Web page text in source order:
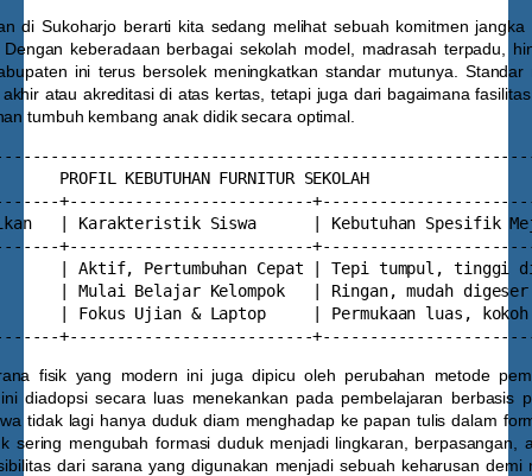
di Sukoharjo berarti kita sedang melihat sebuah komitmen
keberadaan berbagai sekolah model, madrasah terpadu,
ini terus bersolek meningkatkan standar mutunya.
atau akreditasi di atas kertas, tetapi juga dari bagaimana
tumbuh kembang anak didik secara optimal.
KEBUTUHAN FURNITUR SEKOLAH
+--------------------------
| Karakteristik Siswa      | Kebutuhan Spesifik
+--------------------------
| Aktif, Pertumbuhan Cepat | Tepi tumpul, tinggi
| Mulai Belajar Kelompok   | Ringan, mudah
| Fokus Ujian & Laptop     | Permukaan luas,
fisik yang modern ini juga dipicu oleh perubahan metode
diadopsi secara luas menekankan pada pembelajaran berbasis
tidak lagi hanya duduk diam menghadap ke papan tulis dalam
sering mengubah formasi duduk menjadi lingkaran, berpasangan,
dari sarana yang digunakan menjadi sebuah keharusan demi